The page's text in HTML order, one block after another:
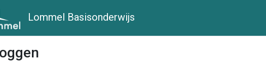
Lommel Basisonderwijs